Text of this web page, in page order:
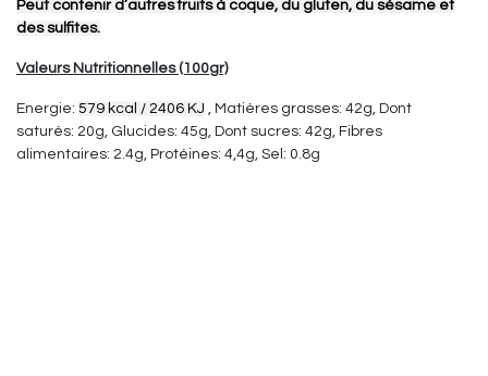
Peut contenir d’autres fruits à coque, du gluten, du sésame et
des sulfites.
Valeurs Nutritionnelles (100gr)
Energie: 579 kcal / 2406 KJ , Matières grasses: 42g, Dont
saturés: 20g, Glucides: 45g, Dont sucres: 42g, Fibres
alimentaires: 2.4g, Protéines: 4,4g, Sel: 0.8g